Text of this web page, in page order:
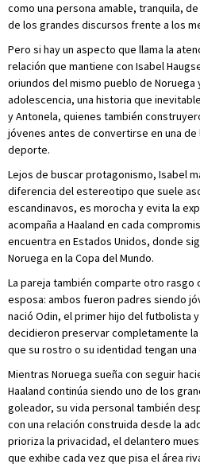
como una persona amable, tranquila,
de los grandes discursos frente a los
Pero si hay un aspecto que llama la
relación que mantiene con Isabel
oriundos del mismo pueblo de Noruega
adolescencia, una historia que
y Antonela, quienes también
jóvenes antes de convertirse en una
deporte.
Lejos de buscar protagonismo, Isabel
diferencia del estereotipo que suele
escandinavos, es morocha y evita la
acompaña a Haaland en cada
encuentra en Estados Unidos, donde
Noruega en la Copa del Mundo.
La pareja también comparte otro rasgo
esposa: ambos fueron padres siendo
nació Odin, el primer hijo del futbolista
decidieron preservar completamente
que su rostro o su identidad tengan
Mientras Noruega sueña con seguir
Haaland continúa siendo uno de los
goleador, su vida personal también
con una relación construida desde la
prioriza la privacidad, el delantero
que exhibe cada vez que pisa el área